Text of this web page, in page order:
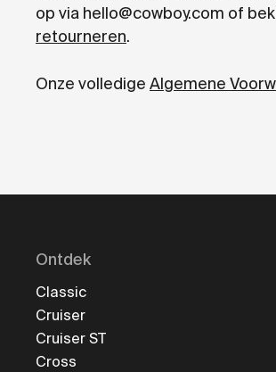
op via hello@cowboy.com of
retourneren.
Onze volledige Algemene
Ontdek
Classic
Cruiser
Cruiser ST
Cross